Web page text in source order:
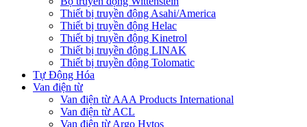
Thiết bị truyền động Asahi/America
Thiết bị truyền động Helac
Thiết bị truyền động Kinetrol
Thiết bị truyền động LINAK
Thiết bị truyền động Tolomatic
Tự Động Hóa
Van điện từ
Van điện từ AAA Products International
Van điện từ ACL
Van điện từ Argo Hytos